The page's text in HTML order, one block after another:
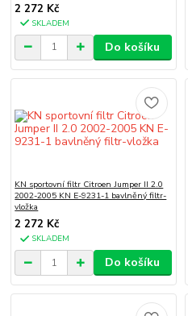
2 272 Kč
SKLADEM
Do košíku
KN sportovní filtr Citroen Jumper II 2.0
2002-2005 KN E-9231-1 bavlněný filtr-
vložka
2 272 Kč
SKLADEM
Do košíku